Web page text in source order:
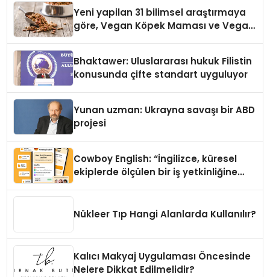
Yeni yapilan 31 bilimsel araştırmaya
göre, Vegan Köpek Maması ve Vegan
Bhaktawer: Uluslararası hukuk Filistin
konusunda çifte standart uyguluyor
Yunan uzman: Ukrayna savaşı bir ABD
projesi
Cowboy English: “İngilizce, küresel
ekiplerde ölçülen bir iş yetkinliğine
Nükleer Tıp Hangi Alanlarda Kullanılır?
Kalıcı Makyaj Uygulaması Öncesinde
Nelere Dikkat Edilmelidir?